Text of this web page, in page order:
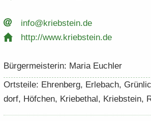
info@krieb­stein.​de
http:/​/​www.​kriebstein.​de
Bür­ger­meis­te­rin: Maria Euch­ler
Orts­tei­le: Eh­ren­berg, Er­le­bach,
dorf, Höf­chen, Krie­be­thal, Krieb­stein,